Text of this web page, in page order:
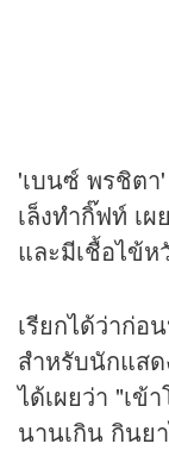
'เบนซ์ พรชิต
เล็งทำกิ๊ฟท์ เ
และมีเชื้อไข้
เรียกได้ว่าก่
สำหรับนักแสด
ได้เผยว่า "เข้
นานเกิน กินย